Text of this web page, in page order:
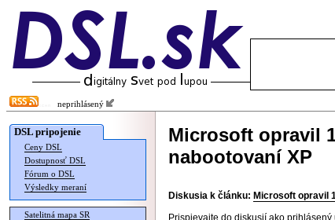
neprihlásený
DSL pripojenie
Ceny DSL
Dostupnosť DSL
Fórum o DSL
Výsledky meraní
Satelitná mapa SR
Microsoft opravil
nabootovaní XP
Diskusia k článku: Microsoft opravil
Prispievajte do diskusií ako prihlásený